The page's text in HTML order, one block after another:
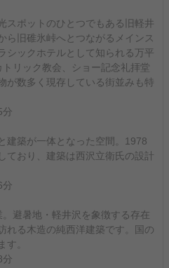
スポットのひとつでもある旧軽井
ら旧碓氷峠へとつながるメインス
シックホテルとして知られる万平
リック教会、ショー記念礼拝堂
が数多く現存している街並みも特
分
建築が一体となった空間。1978
ており、建築は西沢立衛氏の設計
分
避暑地・軽井沢を象徴する存在
れる木造の純西洋建築です。国の
す。
分